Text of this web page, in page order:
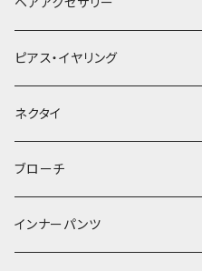
ヘアクリップ
ヘッドドレス・カチューシャ
ヘアゴム
簪
ピアス・イヤリング
ネクタイ
ブローチ
インナーパンツ